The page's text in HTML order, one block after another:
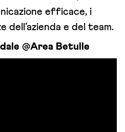
efficace, i
dell’azienda e del team.
@Area Betulle